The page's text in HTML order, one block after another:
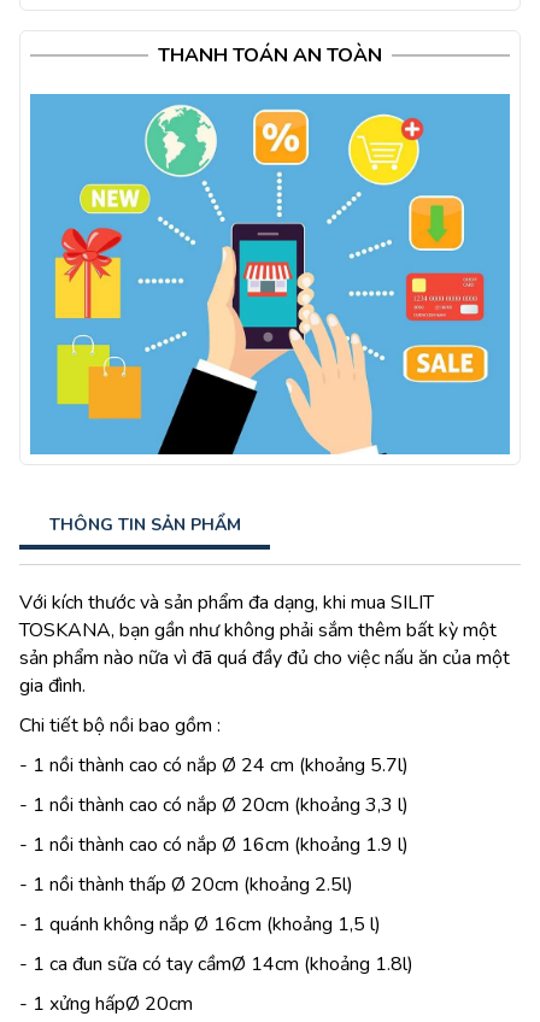
THANH TOÁN AN TOÀN
THÔNG TIN SẢN PHẨM
Với kích thước và sản phẩm đa dạng, khi mua SILIT
TOSKANA, bạn gần như không phải sắm thêm bất kỳ một
sản phẩm nào nữa vì đã quá đầy đủ cho việc nấu ăn của một
gia đình.
Chi tiết bộ nồi bao gồm :
- 1 nồi thành cao có nắp Ø 24 cm (khoảng 5.7l)
- 1 nồi thành cao có nắp Ø 20cm (khoảng 3,3 l)
- 1 nồi thành cao có nắp Ø 16cm (khoảng 1.9 l)
- 1 nồi thành thấp Ø 20cm (khoảng 2.5l)
- 1 quánh không nắp Ø 16cm (khoảng 1,5 l)
- 1 ca đun sữa có tay cầmØ 14cm (khoảng 1.8l)
- 1 xửng hấpØ 20cm